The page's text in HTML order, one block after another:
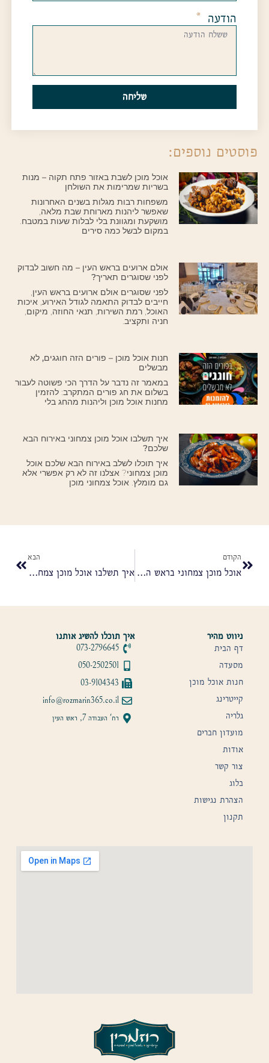
הודעה
שליחה
פוסטים נוספים:
אוכל מוכן לשבת באזור פתח תקוה – מנות
בשריות שמרימות את השולחן
משפחות רבות מגלות בשנים האחרונות
שאפשר ליהנות מארוחת שבת מלאה,
מושקעת ומגוונת בלי לבלות שעות במטבח.
במקום לבשל כמה סירים
אולם ארועים בראש העין – מה חשוב לבדוק
לפני שסוגרים תאריך?
לפני שסוגרים אולם ארועים בראש העין,
חייבים לבדוק התאמה לגודל האירוע, איכות
האוכל, רמת השירות, תנאי החוזה, מיקום,
חניה ותקציב.
חנות אוכל מוכן – פורים הזה חוגגים, לא
מבשלים
במאמר זה נדבר על הדרך הכי פשוטה לעבור
בשלום את חג פורים המתקרב: להזמין
מחנות אוכל מוכן וליהנות מהחג בלי
איך תשלבו אוכל מוכן צמחוני באירוח הבא
שלכם?
איך תוכלו לשלב באירוח הבא שלכם אוכל
מוכן צמחוני? אצלנו זה לא רק אפשרי אלא
גם מומלץ. אוכל צמחוני מוכן
הקודם
אוכל מוכן צמחוני בראש העין, איך תבחרו מנות שמתאימות לכל הסועדים?
הבא
איך תשלבו אוכל מוכן צמחוני באירוח הבא שלכם?
ניווט מהיר
דף הבית
מסעדה
חנות אוכל מוכן
קייטרינג
גלריה
מועדון חברים
אודות
צור קשר
בלוג
הצהרת נגישות
תקנון
איך תוכלו להשיג אותנו
073-2796645
050-2502501
03-9104343
info@rozmarin365.co.il
רח' העבודה 7, ראש העין